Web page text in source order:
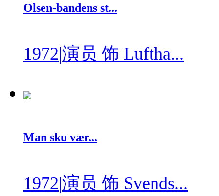
Olsen-bandens st...
1972|演员 饰 Luftha...
Man sku vær...
1972|演员 饰 Svends...